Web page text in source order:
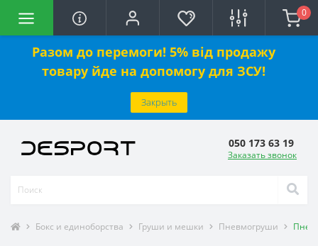
Разом до перемоги! 5% від продажу
товару йде на допомогу для ЗСУ!
Закрыть
0
050 173 63 19
Заказать звонок
Бокс и единоборства Груши и мешки Пневмогруши